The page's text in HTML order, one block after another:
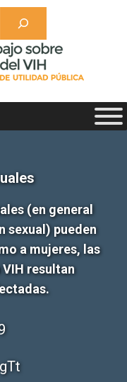
(en general
sexual) pueden
a mujeres, las
resultan